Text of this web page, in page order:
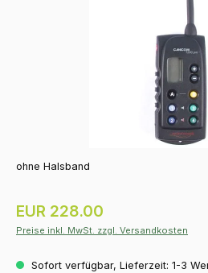
ohne Halsband
Regulärer Preis:
EUR 228.00
Preise inkl. MwSt. zzgl. Versandkosten
Sofort verfügbar, Lieferzeit: 1-3